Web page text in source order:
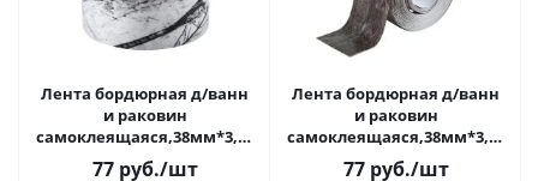
Лента бордюрная д/ванн
и раковин
самоклеящаяся,38мм*3,2м
BZ-9303
77руб./шт
Лента бордюрная д/ванн
и раковин
самоклеящаяся,38мм*3,2м
BZ-9302
77руб./шт